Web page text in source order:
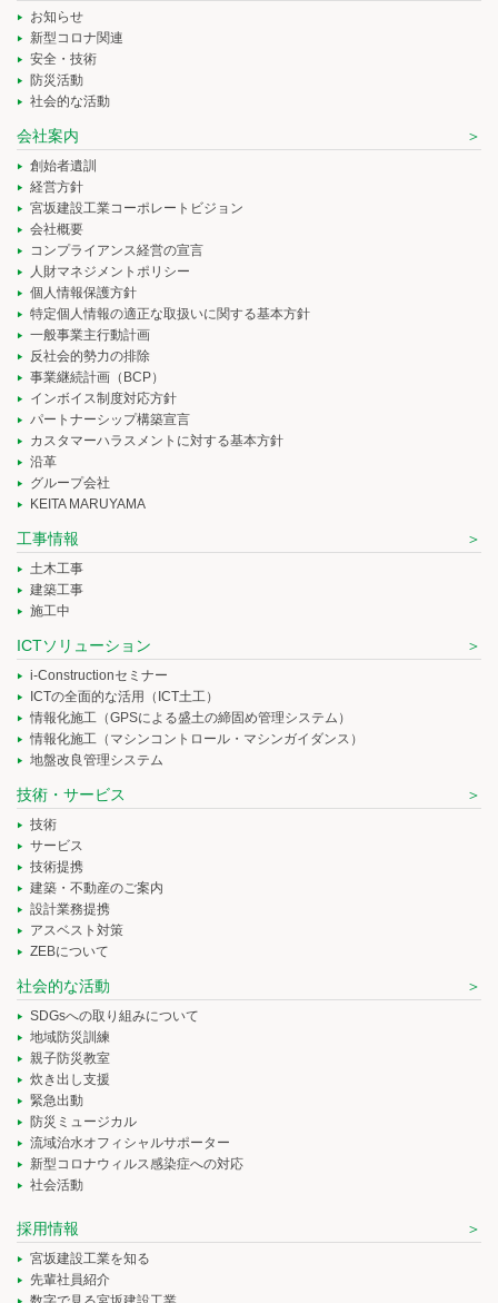
お知らせ
新型コロナ関連
安全・技術
防災活動
社会的な活動
会社案内
創始者遺訓
経営方針
宮坂建設工業コーポレートビジョン
会社概要
コンプライアンス経営の宣言
人財マネジメントポリシー
個人情報保護方針
特定個人情報の適正な取扱いに関する基本方針
一般事業主行動計画
反社会的勢力の排除
事業継続計画（BCP）
インボイス制度対応方針
パートナーシップ構築宣言
カスタマーハラスメントに対する基本方針
沿革
グループ会社
KEITA MARUYAMA
工事情報
土木工事
建築工事
施工中
ICTソリューション
i-Constructionセミナー
ICTの全面的な活用（ICT土工）
情報化施工（GPSによる盛土の締固め管理システム）
情報化施工（マシンコントロール・マシンガイダンス）
地盤改良管理システム
技術・サービス
技術
サービス
技術提携
建築・不動産のご案内
設計業務提携
アスベスト対策
ZEBについて
社会的な活動
SDGsへの取り組みについて
地域防災訓練
親子防災教室
炊き出し支援
緊急出動
防災ミュージカル
流域治水オフィシャルサポーター
新型コロナウィルス感染症への対応
社会活動
採用情報
宮坂建設工業を知る
先輩社員紹介